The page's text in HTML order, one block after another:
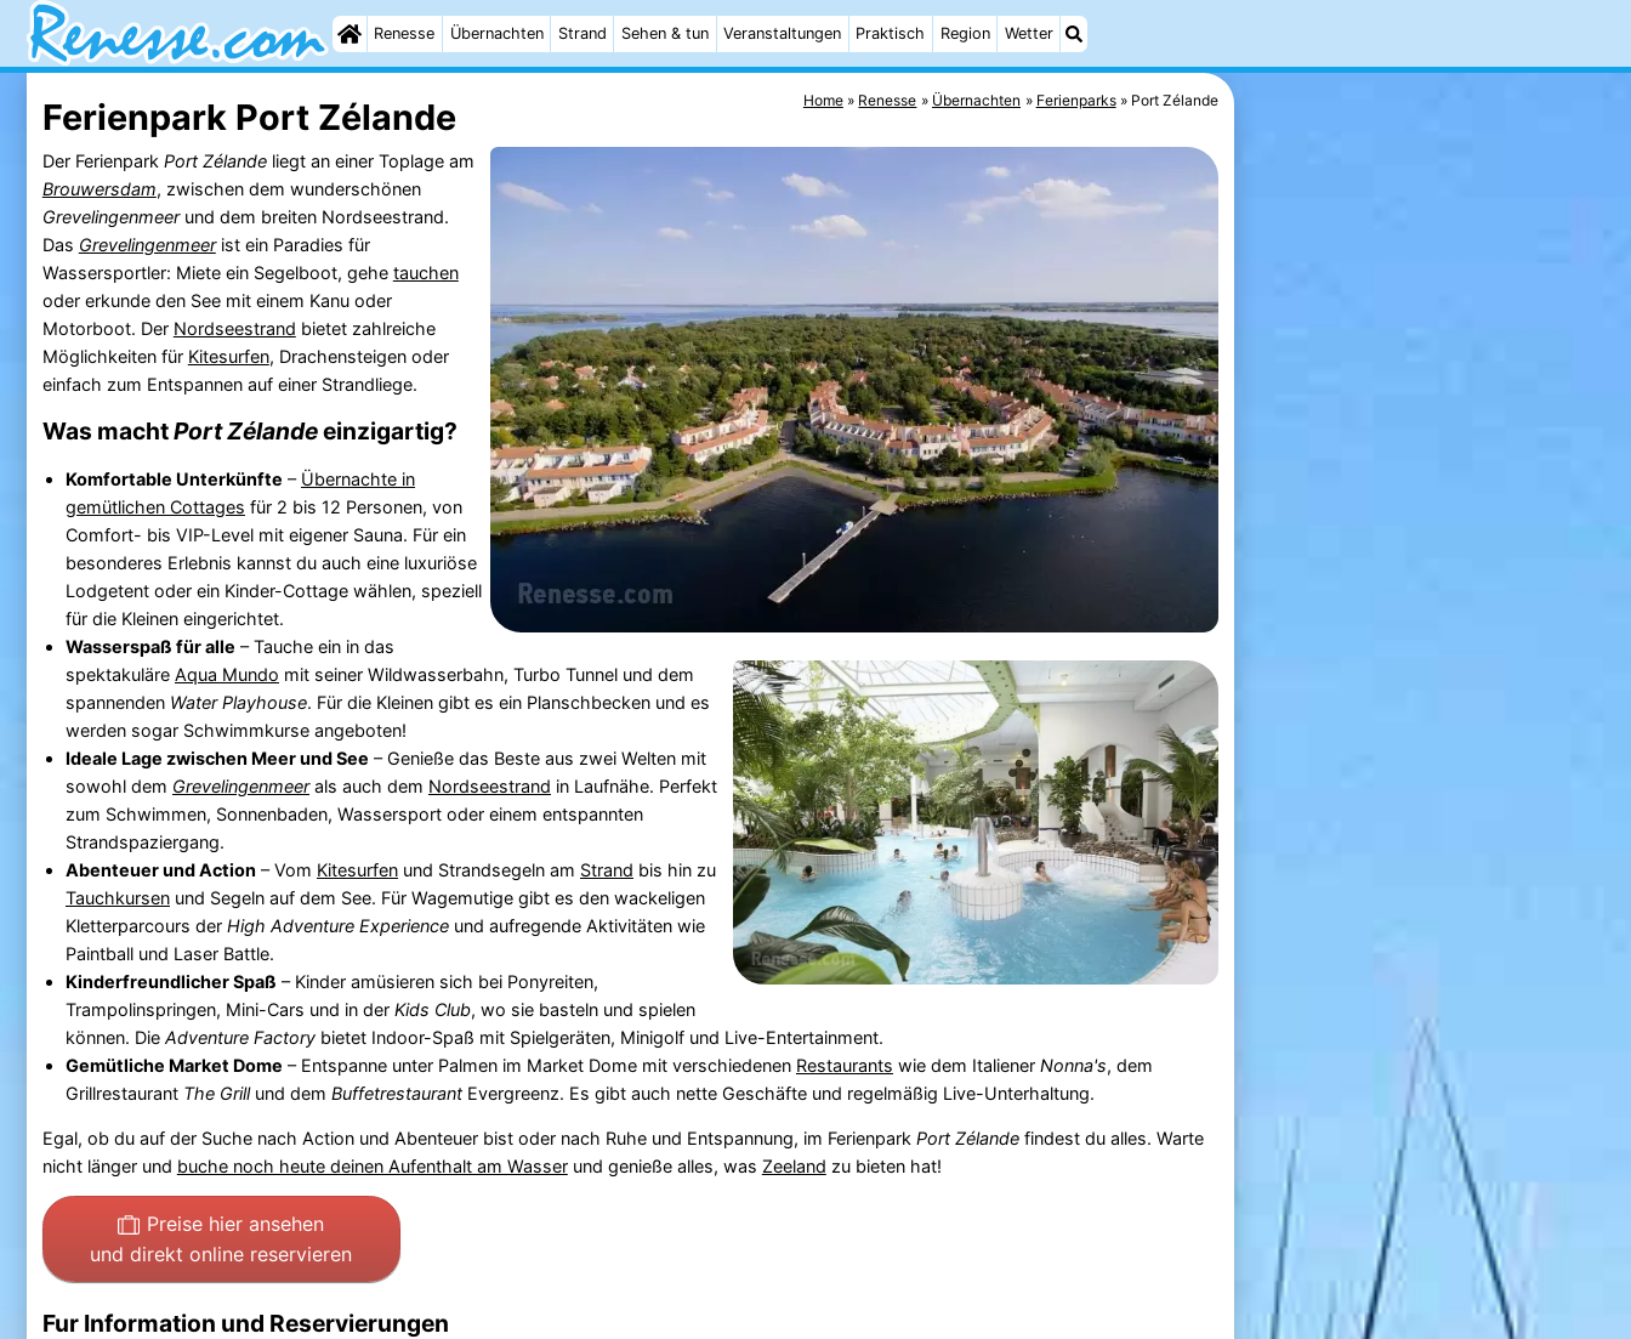
Renesse Übernachten Strand Sehen & tun Veranstaltungen Praktisch Region Wetter
Home Renesse Übernachten Ferienparks Port Zélande
Ferienpark Port Zélande
Der Ferienpark Port Zélandeliegt an einer Toplage am
Brouwersdam, zwischen dem wunderschönen
Grevelingenmeerund dem breiten Nordseestrand.
Das Grevelingenmeerist ein Paradies für
Wassersportler: Miete ein Segelboot, gehe tauchen
oder erkunde den See mit einem Kanu oder
Motorboot. Der Nordseestrand bietet zahlreiche
Möglichkeiten für Kitesurfen, Drachensteigen oder
einfach zum Entspannen auf einer Strandliege.
Was machtPort Zélandeeinzigartig?
Komfortable Unterkünfte – Übernachte in
gemütlichen Cottages für 2 bis 12 Personen, von
Comfort- bis VIP-Level mit eigener Sauna. Für ein
besonderes Erlebnis kannst du auch eine luxuriöse
Lodgetent oder ein Kinder-Cottage wählen, speziell
für die Kleinen eingerichtet.
Wasserspaß für alle – Tauche ein in das
spektakuläre Aqua Mundo mit seiner Wildwasserbahn, Turbo Tunnel und dem
spannenden Water Playhouse. Für die Kleinen gibt es ein Planschbecken und es
werden sogar Schwimmkurse angeboten!
Ideale Lage zwischen Meer und See – Genieße das Beste aus zwei Welten mit
sowohl dem Grevelingenmeerals auch dem Nordseestrand in Laufnähe. Perfekt
zum Schwimmen, Sonnenbaden, Wassersport oder einem entspannten
Strandspaziergang.
Abenteuer und Action – Vom Kitesurfenund Strandsegeln am Strand bis hin zu
Tauchkursenund Segeln auf dem See. Für Wagemutige gibt es den wackeligen
Kletterparcours der High Adventure Experienceund aufregende Aktivitäten wie
Paintball und Laser Battle.
Kinderfreundlicher Spaß – Kinder amüsieren sich bei Ponyreiten,
Trampolinspringen, Mini-Cars und in der Kids Club, wo sie basteln und spielen
können. Die Adventure Factorybietet Indoor-Spaß mit Spielgeräten, Minigolf und Live-Entertainment.
Gemütliche Market Dome – Entspanne unter Palmen im Market Dome mit verschiedenen Restaurants wie dem Italiener Nonna's, dem
Grillrestaurant The Grillund dem BuffetrestaurantEvergreenz. Es gibt auch nette Geschäfte und regelmäßig Live-Unterhaltung.
Egal, ob du auf der Suche nach Action und Abenteuer bist oder nach Ruhe und Entspannung, im Ferienpark Port Zélandefindest du alles. Warte
nicht länger und buche noch heute deinen Aufenthalt am Wasserund genieße alles, was Zeeland zu bieten hat!
Preise hier ansehen
und direkt online reservieren
Fur Information und Reservierungen